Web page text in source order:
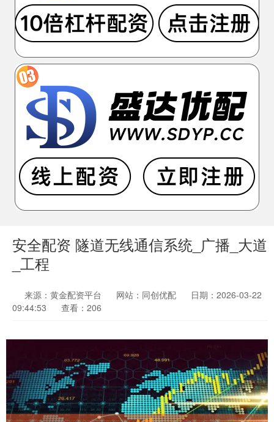
安全配资 隧道无线通信系统_广播_大道
_工程
来源：黄金配资平台 网站：同创优配
日期：2026-03-22
09:44:53
查看：206